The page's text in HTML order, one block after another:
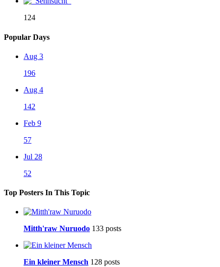
124
Popular Days
Aug 3
196
Aug 4
142
Feb 9
57
Jul 28
52
Top Posters In This Topic
Mitth'raw Nuruodo 133 posts
Ein kleiner Mensch 128 posts